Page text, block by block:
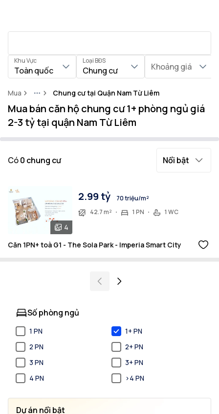
Khu Vực
Toàn quốc
Loại BĐS
Chung cư Khoảng giá
Mua MoreChung cư tại Quận Nam Từ Liêm
Mua bán căn hộ chung cư 1+ phòng ngủ giá
2-3 tỷ tại quận Nam Từ Liêm
Có0 chung cư Nổi bật
4
2.99 tỷ
70 triệu/m²
42.7 m²
1 PN 1 WC
Căn 1PN+ toà G1 - The Sola Park - Imperia Smart City
Số phòng ngủ
1 PN
1+ PN
2 PN
2+ PN
3 PN
3+ PN
4 PN
>4 PN
Dự án nổi bật